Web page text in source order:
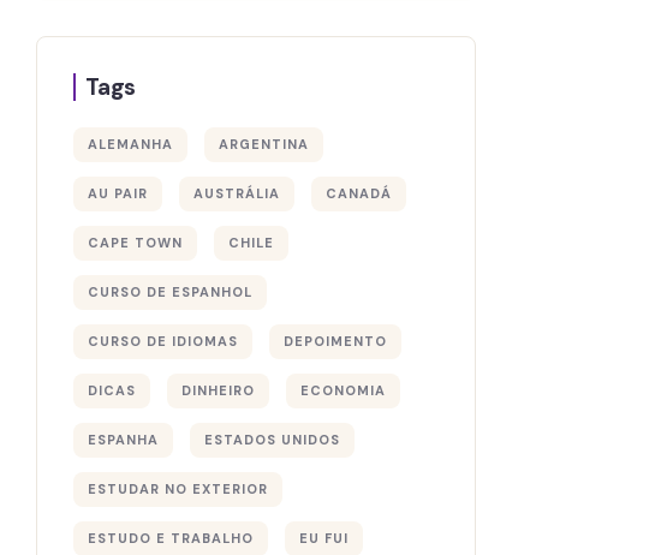
Tags
ALEMANHA ARGENTINA
AU PAIR AUSTRÁLIA CANADÁ
CAPE TOWN CHILE
CURSO DE ESPANHOL
CURSO DE IDIOMAS DEPOIMENTO
DICAS DINHEIRO ECONOMIA
ESPANHA ESTADOS UNIDOS
ESTUDAR NO EXTERIOR
ESTUDO E TRABALHO EU FUI